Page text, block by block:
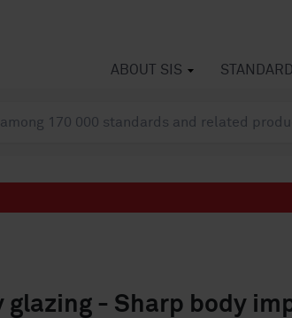
ABOUT SIS
glazing - Sharp body